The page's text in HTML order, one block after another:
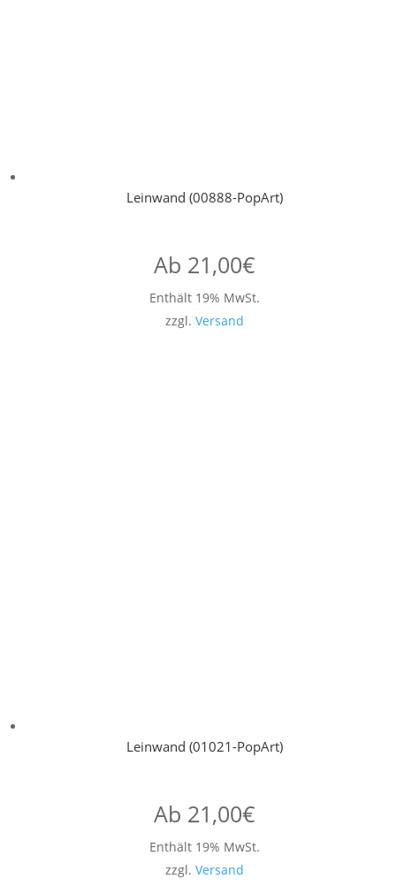
Leinwand (00888-PopArt)
Ab 21,00€
Enthält 19% MwSt.
zzgl. Versand
Leinwand (01021-PopArt)
Ab 21,00€
Enthält 19% MwSt.
zzgl. Versand